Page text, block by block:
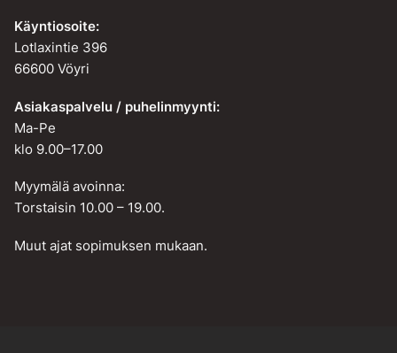
Käyntiosoite:
Lotlaxintie 396
66600 Vöyri
Asiakaspalvelu / puhelinmyynti:
Ma-Pe
klo 9.00–17.00
Myymälä avoinna:
Torstaisin 10.00 – 19.00.
Muut ajat sopimuksen mukaan.